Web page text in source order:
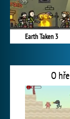
Earth Taken 3
O hře